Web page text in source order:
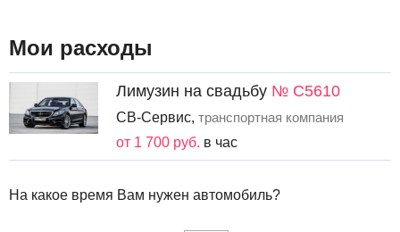
Мои расходы
Лимузин на свадьбу № С5610
СВ-Сервис, транспортная компания
от 1 700 руб. в час
На какое время Вам нужен автомобиль?